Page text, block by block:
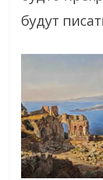
будут